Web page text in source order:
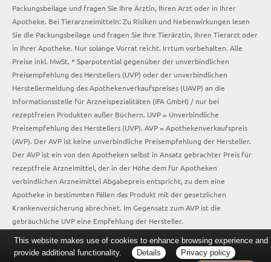
Packungsbeilage und fragen Sie Ihre Ärztin, Ihren Arzt oder in Ihrer
Apotheke. Bei Tierarzneimitteln: Zu Risiken und Nebenwirkungen lesen
Sie die Packungsbeilage und fragen Sie Ihre Tierärztin, Ihren Tierarzt oder
in Ihrer Apotheke. Nur solange Vorrat reicht. Irrtum vorbehalten. Alle
Preise inkl. MwSt. * Sparpotential gegenüber der unverbindlichen
Preisempfehlung des Herstellers (UVP) oder der unverbindlichen
Herstellermeldung des Apothekenverkaufspreises (UAVP) an die
Informationsstelle für Arzneispezialitäten (IFA GmbH) / nur bei
rezeptfreien Produkten außer Büchern. UVP = Unverbindliche
Preisempfehlung des Herstellers (UVP). AVP = Apothekenverkaufspreis
(AVP). Der AVP ist keine unverbindliche Preisempfehlung der Hersteller.
Der AVP ist ein von den Apotheken selbst in Ansatz gebrachter Preis für
rezeptfreie Arzneimittel, der in der Höhe dem für Apotheken
verbindlichen Arzneimittel Abgabepreis entspricht, zu dem eine
Apotheke in bestimmten Fällen das Produkt mit der gesetzlichen
Krankenversicherung abrechnet. Im Gegensatz zum AVP ist die
gebräuchliche UVP eine Empfehlung der Hersteller.
This website makes use of cookies to enhance browsing experience and
provide additional functionality.
Details Privacy policy